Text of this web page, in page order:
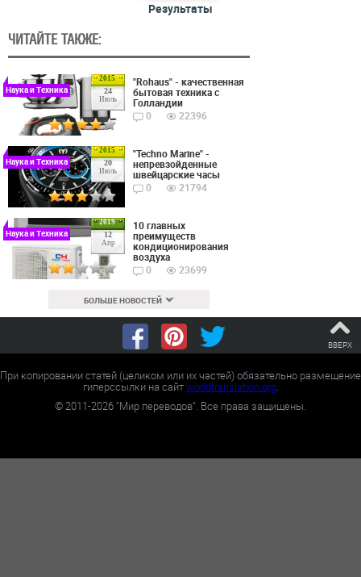
Результаты
ЧИТАЙТЕ ТАКЖЕ:
2015
24
Июль
Наука и Техника
"Rohaus" - качественная
бытовая техника с
Голландии
0
22396
2015
20
Июль
Наука и Техника
"Techno Marine" -
непревзойденные
швейцарские часы
0
21794
2019
12
Апр
Наука и Техника
10 главных
преимуществ
кондиционирования
воздуха
0
23699
БОЛЬШЕ НОВОСТЕЙ
ВВЕРХ
При копировании статей (целиком или их частей) обязательно размещение
гиперссылки на сайтworldtranslation.org.
©2011-2026 "Мир переводов". Все права защищены.